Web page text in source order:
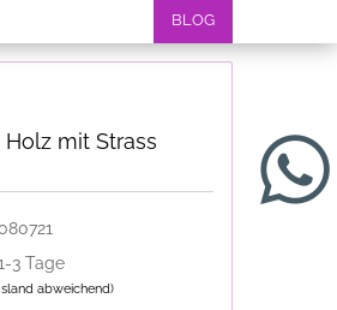
BLOG
mit Strass
3 Tage
abweichend)